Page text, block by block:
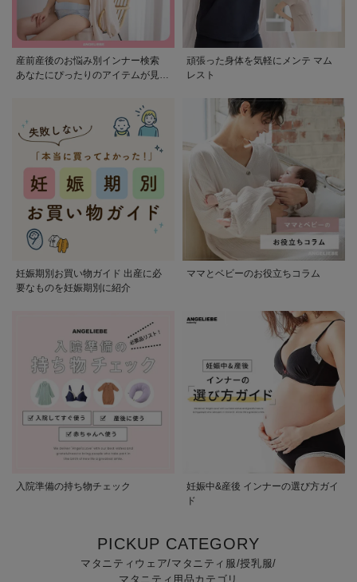
産前産後のお悩み別インナー検索
あなたにぴったりのアイテムが見つ
頑張った身体を気軽にメンテ マム
レスト
妊娠期別お買い物ガイド 出産に必
要なものを妊娠期別に紹介
ママとベビーのお役立ちコラム
入院準備の持ち物チェック
妊娠中&産後 インナーの選び方ガイ
ド
PICKUP CATEGORY
マタニティウェア/マタニティ服/授乳服/
マタニティ用品カテゴリ